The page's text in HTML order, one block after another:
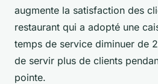
augmente la satisfaction des
restaurant qui a adopté une
temps de service diminuer de
de servir plus de clients
pointe.